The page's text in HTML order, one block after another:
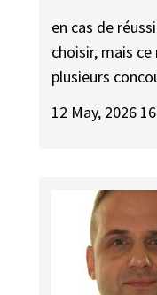
en cas de
choisir, mais
plusieurs
12 May, 2026